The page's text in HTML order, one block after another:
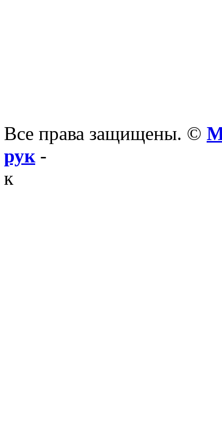
Все права защищены. ©
рук-
к